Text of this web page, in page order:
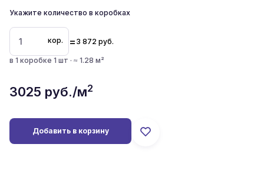
Укажите количество в коробках
кор. = 3 872 руб.
в 1 коробке 1 шт · ≈ 1.28 м²
3025 руб./м2
Добавить в корзину